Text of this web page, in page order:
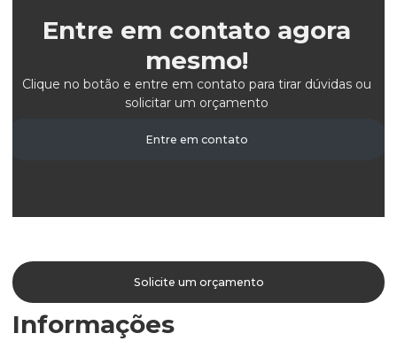
Entre em contato agora
mesmo!
Clique no botão e entre em contato para tirar dúvidas ou
solicitar um orçamento
Entre em contato
Solicite um orçamento
Informações